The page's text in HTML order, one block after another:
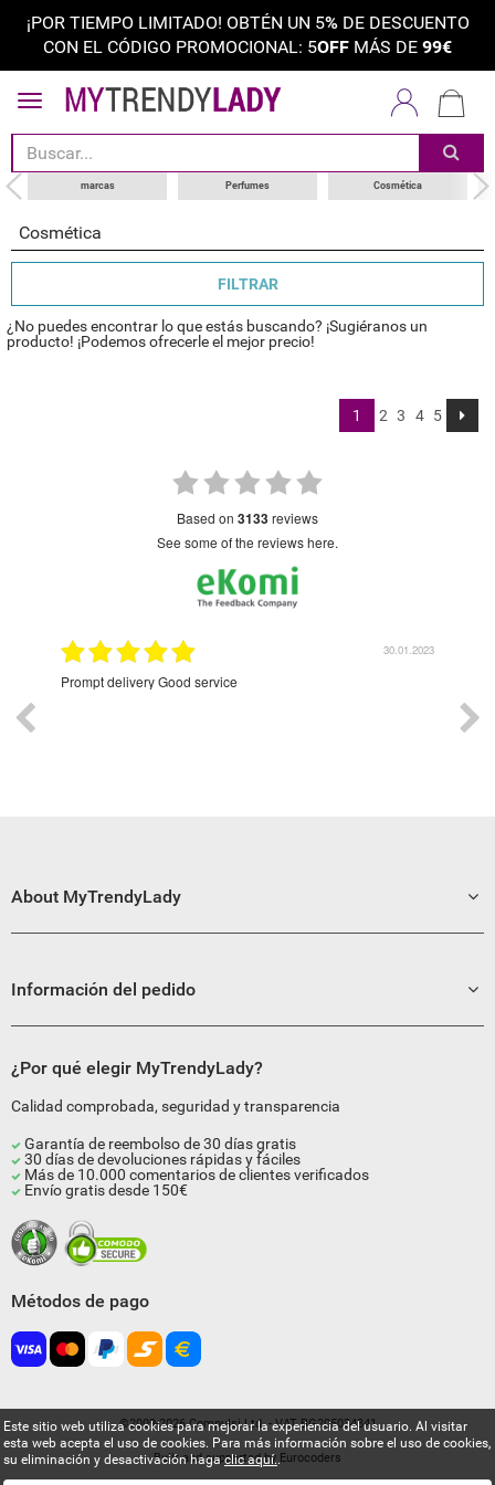
Este sitio web utiliza cookies para mejorar la experiencia del usuario. Al visitar
esta web acepta el uso de cookies. Para más información sobre el uso de cookies,
su eliminación y desactivación hagaclic aquí..
¡POR TIEMPO LIMITADO! OBTÉN UN 5%DE DESCUENTO
CON EL CÓDIGO PROMOCIONAL: 5OFF MÁS DE 99€
marcas Perfumes Cosmética
Cosmética
ordenar por
categoría
choose your brand
FILTRAR
¿No puedes encontrar lo que estás buscando? ¡Sugiéranos un
producto! ¡Podemos ofrecerle el mejor precio!
1 2 3 4 5
based on 3133reviews
see some of the reviews here.
30.01.2023
Prompt delivery Good service
About MyTrendyLady
Información del pedido
¿Por qué elegir MyTrendyLady?
Calidad comprobada, seguridad y transparencia
Garantía de reembolso de 30 días gratis
30 días de devoluciones rápidas y fáciles
Más de 10.000 comentarios de clientes verificados
Envío gratis desde 150€
Métodos de pago
©2009-2026 Compulsi Ltd. - VAT BG205034841
Built and supported by Eurocoders